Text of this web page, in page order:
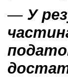
— У